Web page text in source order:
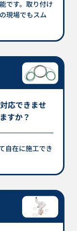
です。取り付け
現場でもスム
応できませ
すか？
自在に施工でき